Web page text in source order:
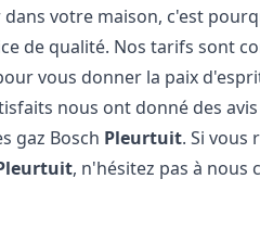
votre maison, c'est
de qualité. Nos tarifs sont
vous donner la paix
nous ont donné des
gaz Bosch Pleurtuit. Si vous
, n'hésitez pas à nous